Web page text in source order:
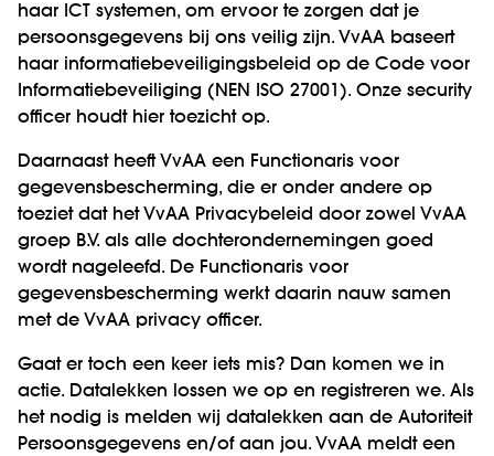
haar ICT systemen, om ervoor te zorgen dat je
persoonsgegevens bij ons veilig zijn. VvAA baseert
haar informatiebeveiligingsbeleid op de Code voor
Informatiebeveiliging (NEN ISO 27001). Onze security
officer houdt hier toezicht op.
Daarnaast heeft VvAA een Functionaris voor
gegevensbescherming, die er onder andere op
toeziet dat het VvAA Privacybeleid door zowel VvAA
groep B.V. als alle dochterondernemingen goed
wordt nageleefd. De Functionaris voor
gegevensbescherming werkt daarin nauw samen
met de VvAA privacy officer.
Gaat er toch een keer iets mis? Dan komen we in
actie. Datalekken lossen we op en registreren we. Als
het nodig is melden wij datalekken aan de Autoriteit
Persoonsgegevens en/of aan jou. VvAA meldt een